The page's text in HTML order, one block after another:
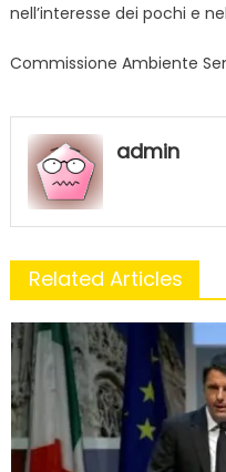
nell’interesse dei pochi e
Commissione Ambiente
admin
Related Articles